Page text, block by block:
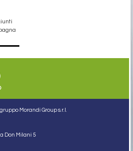
Morandi Group s.r.l.
Don Milani 5